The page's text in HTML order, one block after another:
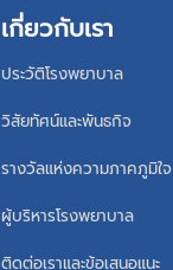
เกี่ยวกับเรา
ประวัติโรงพยาบาล
วิสัยทัศน์และพันธกิจ
รางวัลแห่งความภาคภูมิใจ
ผู้บริหารโรงพยาบาล
ติดต่อเราและข้อเสนอแนะ